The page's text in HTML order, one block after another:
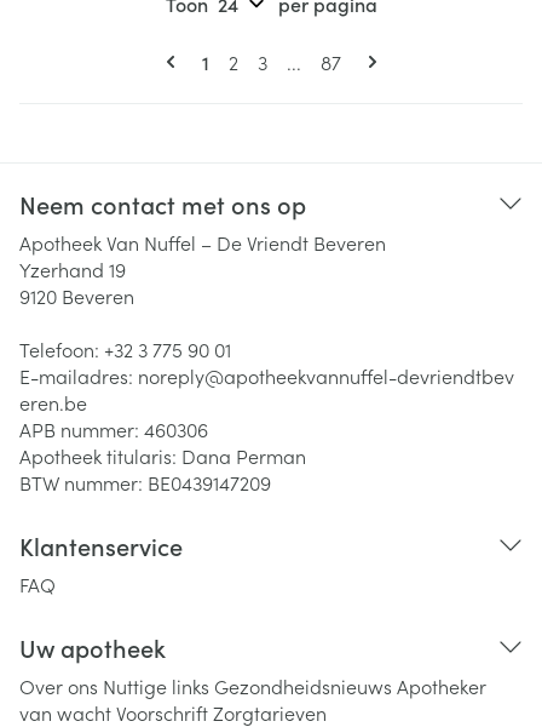
Pagina's
U lees momenteel pagina
1 Pagina
2 Pagina
3 ... Pagina
87
Neem contact met ons op
Apotheek Van Nuffel – De Vriendt Beveren
Yzerhand 19
9120 Beveren
Telefoon: +32 3 775 90 01
E-mailadres: noreply@apotheekvannuffel-devriendtbev
eren.be
APB nummer: 460306
Apotheek titularis: Dana Perman
BTW nummer: BE0439147209
Klantenservice
FAQ
Uw apotheek
Over ons Nuttige links Gezondheidsnieuws Apotheker
van wachtVoorschriftZorgtarieven